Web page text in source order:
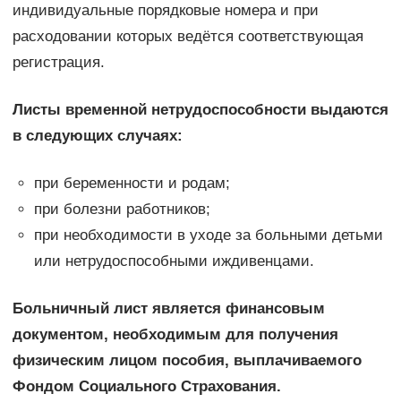
индивидуальные порядковые номера и при
расходовании которых ведётся соответствующая
регистрация.
Листы временной нетрудоспособности выдаются
в следующих случаях:
при беременности и родам;
при болезни работников;
при необходимости в уходе за больными детьми
или нетрудоспособными иждивенцами.
Больничный лист является финансовым
документом, необходимым для получения
физическим лицом пособия, выплачиваемого
Фондом Социального Страхования.